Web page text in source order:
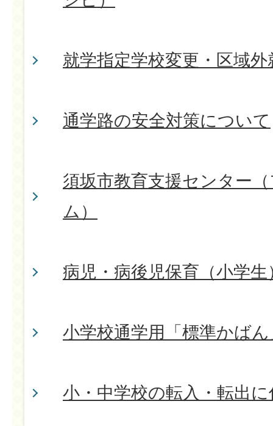
就学指定学校変更・区域
通学路の安全対策について
須坂市教育支援センター
ム）
病児・病後児保育（小学生
小学校通学用「標準かば
小・中学校の転入・転出